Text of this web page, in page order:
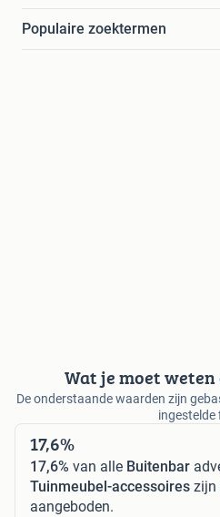
Populaire zoektermen
Wat je moet
De onderstaande waarden zijn
ingestelde
17,6%
17,6% van alle Buitenbar
Tuinmeubel-accessoires zijn
aangeboden.